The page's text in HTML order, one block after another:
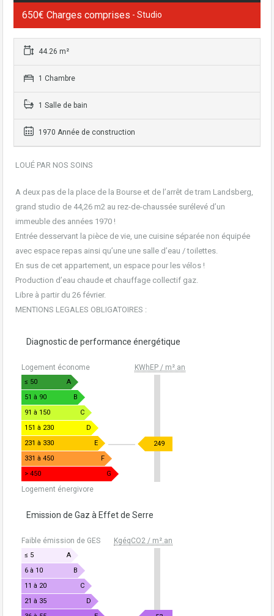
650€ Charges comprises - Studio
44.26 m²
1 Chambre
1 Salle de bain
1970 Année de construction
LOUÉ PAR NOS SOINS
A deux pas de la place de la Bourse et de l’arrêt de tram Landsberg,
grand studio de 44,26 m2 au rez-de-chaussée surélevé d’un
immeuble des années 1970 !
Entrée desservant la pièce de vie, une cuisine séparée non équipée
avec espace repas ainsi qu’une une salle d’eau / toilettes.
En sus de cet appartement, un espace pour les vélos !
Production d’eau chaude et chauffage collectif gaz.
Libre à partir du 26 février.
MENTIONS LEGALES OBLIGATOIRES :
Diagnostic de performance énergétique
Logement économe KWhEP / m².an
≤ 50
A
51 à 90
B
91 à 150
C
151 à 230
D
231 à 330
E
331 à 450
F
> 450
G
249
Logement énergivore
Emission de Gaz à Effet de Serre
Faible émission de GES KgéqCO2 / m².an
≤ 5
A
6 à 10
B
11 à 20
C
21 à 35
D